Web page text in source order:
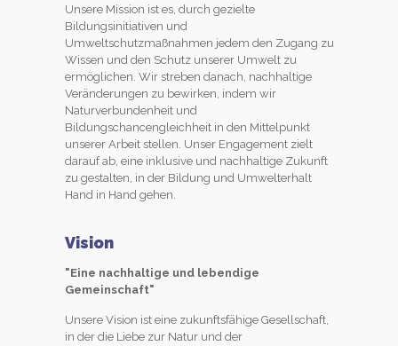
Unsere Mission ist es, durch gezielte
Bildungsinitiativen und
Umweltschutzmaßnahmen jedem den Zugang zu
Wissen und den Schutz unserer Umwelt zu
ermöglichen. Wir streben danach, nachhaltige
Veränderungen zu bewirken, indem wir
Naturverbundenheit und
Bildungschancengleichheit in den Mittelpunkt
unserer Arbeit stellen. Unser Engagement zielt
darauf ab, eine inklusive und nachhaltige Zukunft
zu gestalten, in der Bildung und Umwelterhalt
Hand in Hand gehen.
Vision
"Eine nachhaltige und lebendige
Gemeinschaft"
Unsere Vision ist eine zukunftsfähige Gesellschaft,
in der die Liebe zur Natur und der